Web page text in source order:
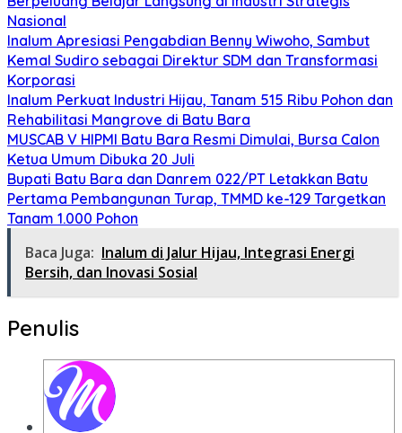
Nasional
Inalum Apresiasi Pengabdian Benny Wiwoho, Sambut
Kemal Sudiro sebagai Direktur SDM dan Transformasi
Korporasi
Inalum Perkuat Industri Hijau, Tanam 515 Ribu Pohon dan
Rehabilitasi Mangrove di Batu Bara
MUSCAB V HIPMI Batu Bara Resmi Dimulai, Bursa Calon
Ketua Umum Dibuka 20 Juli
Bupati Batu Bara dan Danrem 022/PT Letakkan Batu
Pertama Pembangunan Turap, TMMD ke-129 Targetkan
Tanam 1.000 Pohon
Baca Juga: Inalum di Jalur Hijau, Integrasi Energi
Bersih, dan Inovasi Sosial
Penulis